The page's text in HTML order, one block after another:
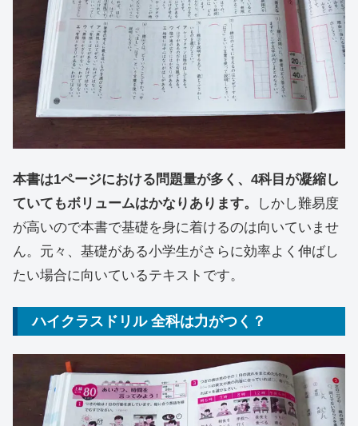
本書は1ページにおける問題量が多く、4科目が凝縮し
ていてもボリュームはかなりあります。
しかし難易度
が高いので本書で基礎を身に着けるのは向いていませ
ん。元々、基礎がある小学生がさらに効率よく伸ばし
たい場合に向いているテキストです。
ハイクラスドリル 全科は力がつく？